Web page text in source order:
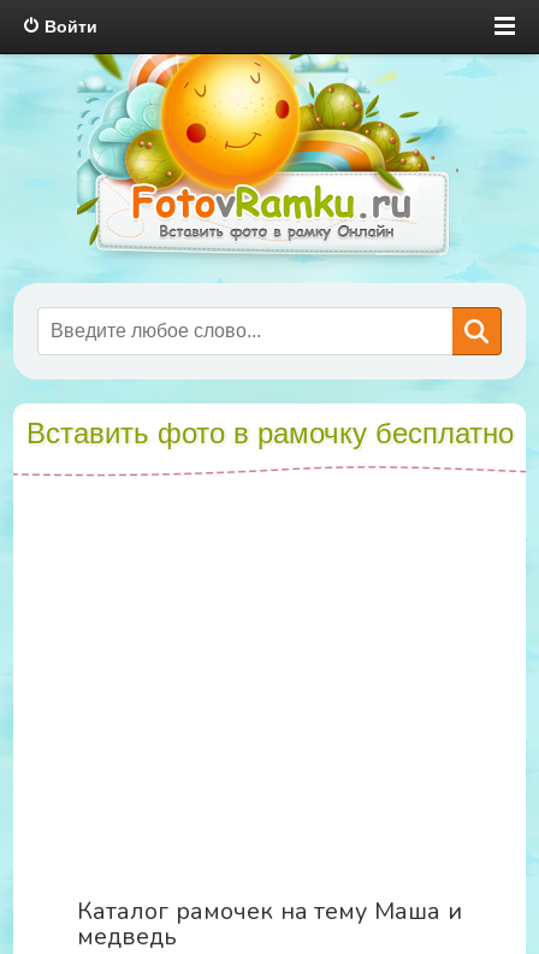
Войти
Вставить фото в рамочку бесплатно
Каталог рамочек на тему Маша и
медведь